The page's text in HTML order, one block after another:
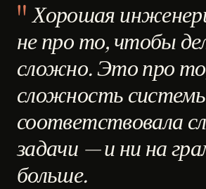
Хорошая
не про то, чтобы
сложно. Это про
сложность
соответствовала
задачи — и ни на
больше.